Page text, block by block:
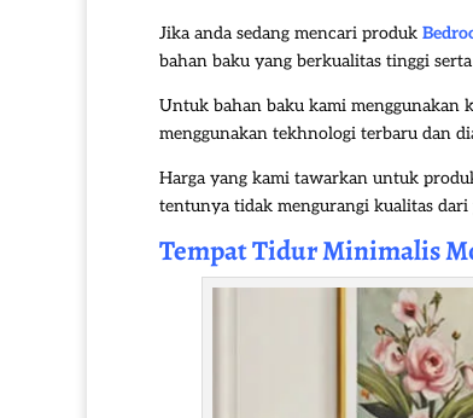
Jika anda sedang mencari produk
bahan baku yang berkualitas tinggi
Untuk bahan baku kami menggunakan
menggunakan tekhnologi terbaru dan
Harga yang kami tawarkan untuk
tentunya tidak mengurangi kualitas dari
Tempat Tidur Minimalis